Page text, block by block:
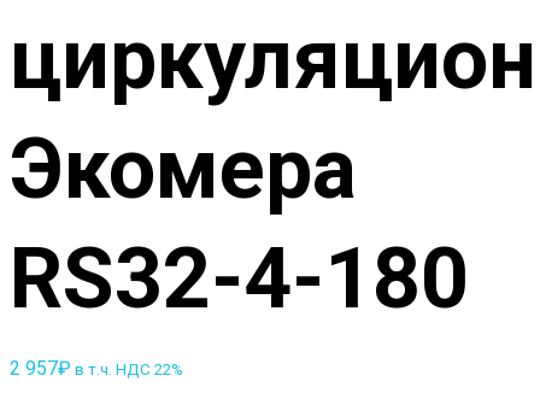
Экомера
RS32-4-180
2 957₽ в т.ч. НДС 22%